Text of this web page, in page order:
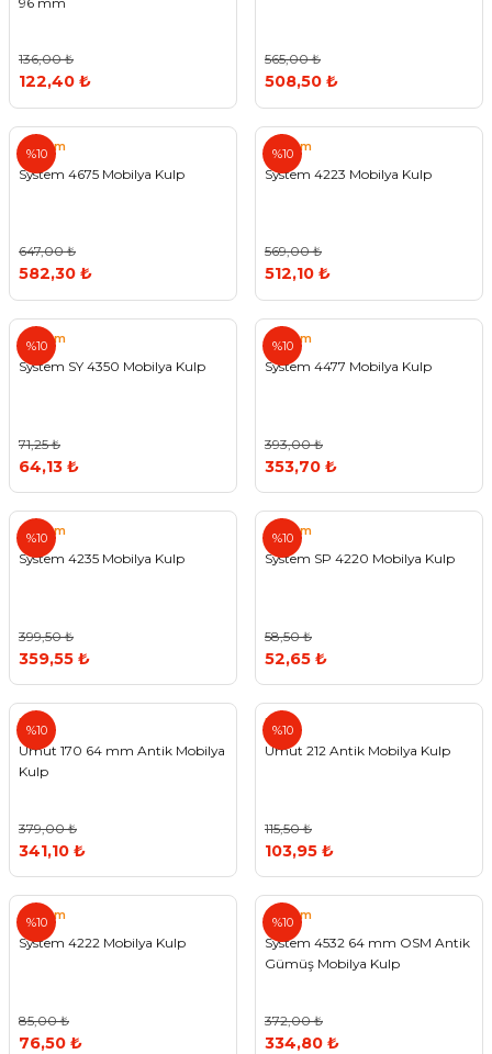
136,00 ₺
122,40 ₺
565,00 ₺
508,50 ₺
%10
System
System 4675 Mobilya Kulp
647,00 ₺
582,30 ₺
%10
System
System 4223 Mobilya Kulp
569,00 ₺
512,10 ₺
%10
System
System SY 4350 Mobilya Kulp
71,25 ₺
64,13 ₺
%10
System
System 4477 Mobilya Kulp
393,00 ₺
353,70 ₺
%10
System
System 4235 Mobilya Kulp
399,50 ₺
359,55 ₺
%10
System
System SP 4220 Mobilya Kulp
58,50 ₺
52,65 ₺
%10
Umut
Umut 170 64 mm Antik Mobilya
Kulp
379,00 ₺
341,10 ₺
%10
Umut
Umut 212 Antik Mobilya Kulp
115,50 ₺
103,95 ₺
%10
System
System 4222 Mobilya Kulp
85,00 ₺
76,50 ₺
%10
System
System 4532 64 mm OSM Antik
Gümüş Mobilya Kulp
372,00 ₺
334,80 ₺